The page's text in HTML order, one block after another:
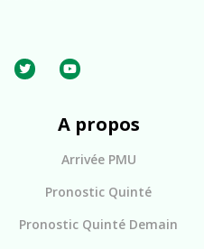
A propos
Arrivée PMU
Pronostic Quinté
Pronostic Quinté Demain